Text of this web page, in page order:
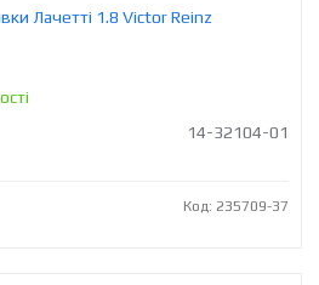
Лачетті 1.8 Victor Reinz
14-32104-01
Код: 235709-37